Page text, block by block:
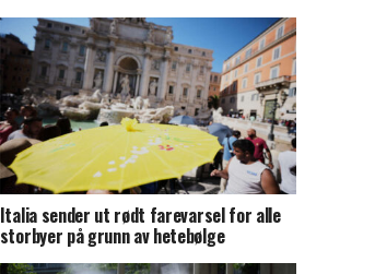
Italia sender ut rødt farevarsel for alle
storbyer på grunn av hetebølge